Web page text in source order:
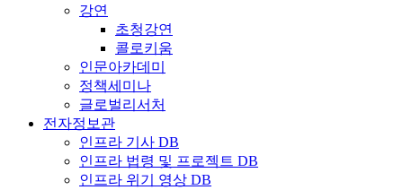
강연
초청강연
콜로키움
인문아카데미
정책세미나
글로벌리서처
전자정보관
인프라 기사 DB
인프라 법령 및 프로젝트 DB
인프라 위기 영상 DB